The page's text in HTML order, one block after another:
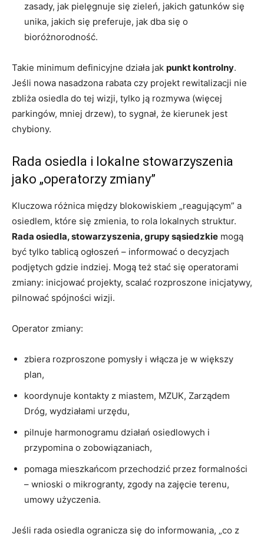
zasady, jak pielęgnuje się zieleń, jakich gatunków się
unika, jakich się preferuje, jak dba się o
bioróżnorodność.
Takie minimum definicyjne działa jak punkt kontrolny.
Jeśli nowa nasadzona rabata czy projekt rewitalizacji nie
zbliża osiedla do tej wizji, tylko ją rozmywa (więcej
parkingów, mniej drzew), to sygnał, że kierunek jest
chybiony.
Rada osiedla i lokalne stowarzyszenia
jako „operatorzy zmiany”
Kluczowa różnica między blokowiskiem „reagującym” a
osiedlem, które się zmienia, to rola lokalnych struktur.
Rada osiedla, stowarzyszenia, grupy sąsiedzkie mogą
być tylko tablicą ogłoszeń – informować o decyzjach
podjętych gdzie indziej. Mogą też stać się operatorami
zmiany: inicjować projekty, scalać rozproszone inicjatywy,
pilnować spójności wizji.
Operator zmiany:
zbiera rozproszone pomysły i włącza je w większy
plan,
koordynuje kontakty z miastem, MZUK, Zarządem
Dróg, wydziałami urzędu,
pilnuje harmonogramu działań osiedlowych i
przypomina o zobowiązaniach,
pomaga mieszkańcom przechodzić przez formalności
– wnioski o mikrogranty, zgody na zajęcie terenu,
umowy użyczenia.
Jeśli rada osiedla ogranicza się do informowania, „co z